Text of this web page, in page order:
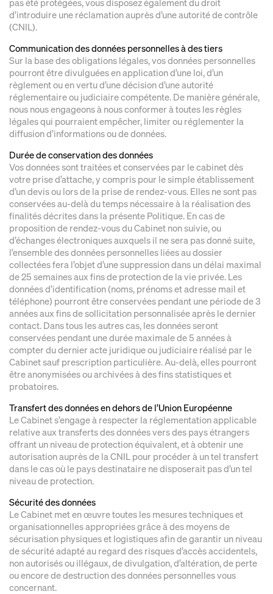
pas été protégées, vous disposez également du droit
d’introduire une réclamation auprès d’une autorité de contrôle
(CNIL).
Communication des données personnelles à des tiers
Sur la base des obligations légales, vos données personnelles
pourront être divulguées en application d’une loi, d’un
règlement ou en vertu d’une décision d’une autorité
réglementaire ou judiciaire compétente. De manière générale,
nous nous engageons à nous conformer à toutes les règles
légales qui pourraient empêcher, limiter ou réglementer la
diffusion d’informations ou de données.
Durée de conservation des données
Vos données sont traitées et conservées par le cabinet dès
votre prise d’attache, y compris pour le simple établissement
d’un devis ou lors de la prise de rendez-vous. Elles ne sont pas
conservées au-delà du temps nécessaire à la réalisation des
finalités décrites dans la présente Politique. En cas de
proposition de rendez-vous du Cabinet non suivie, ou
d’échanges électroniques auxquels il ne sera pas donné suite,
l’ensemble des données personnelles liées au dossier
collectées fera l’objet d’une suppression dans un délai maximal
de 25 semaines aux fins de protection de la vie privée. Les
données d’identification (noms, prénoms et adresse mail et
téléphone) pourront être conservées pendant une période de 3
années aux fins de sollicitation personnalisée après le dernier
contact. Dans tous les autres cas, les données seront
conservées pendant une durée maximale de 5 années à
compter du dernier acte juridique ou judiciaire réalisé par le
Cabinet sauf prescription particulière. Au-delà, elles pourront
être anonymisées ou archivées à des fins statistiques et
probatoires.
Transfert des données en dehors de l’Union Européenne
Le Cabinet s’engage à respecter la réglementation applicable
relative aux transferts des données vers des pays étrangers
offrant un niveau de protection équivalent, et à obtenir une
autorisation auprès de la CNIL pour procéder à un tel transfert
dans le cas où le pays destinataire ne disposerait pas d’un tel
niveau de protection.
Sécurité des données
Le Cabinet met en œuvre toutes les mesures techniques et
organisationnelles appropriées grâce à des moyens de
sécurisation physiques et logistiques afin de garantir un niveau
de sécurité adapté au regard des risques d’accès accidentels,
non autorisés ou illégaux, de divulgation, d’altération, de perte
ou encore de destruction des données personnelles vous
concernant.